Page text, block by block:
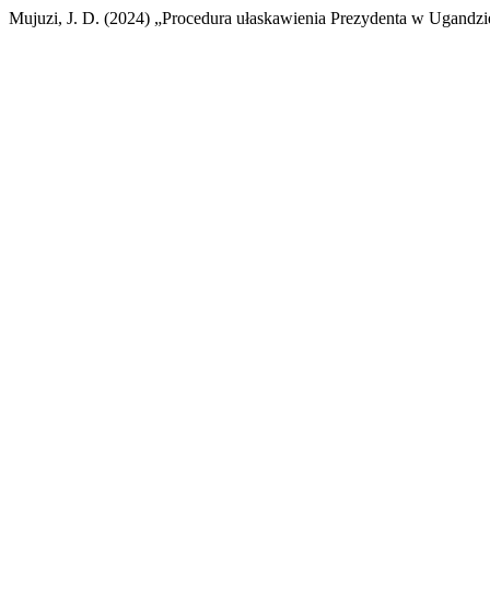
Mujuzi, J. D. (2024) „Procedura ułaskawienia Prezydenta w